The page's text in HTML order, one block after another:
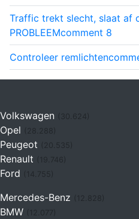
Traffic trekt slecht, slaat af
PROBLEEMcomment 8
Controleer remlichten
Volkswagen (30.624)
Opel
Peugeot
Renault (19.746)
Ford (14.755)
Mercedes-Benz
BMW